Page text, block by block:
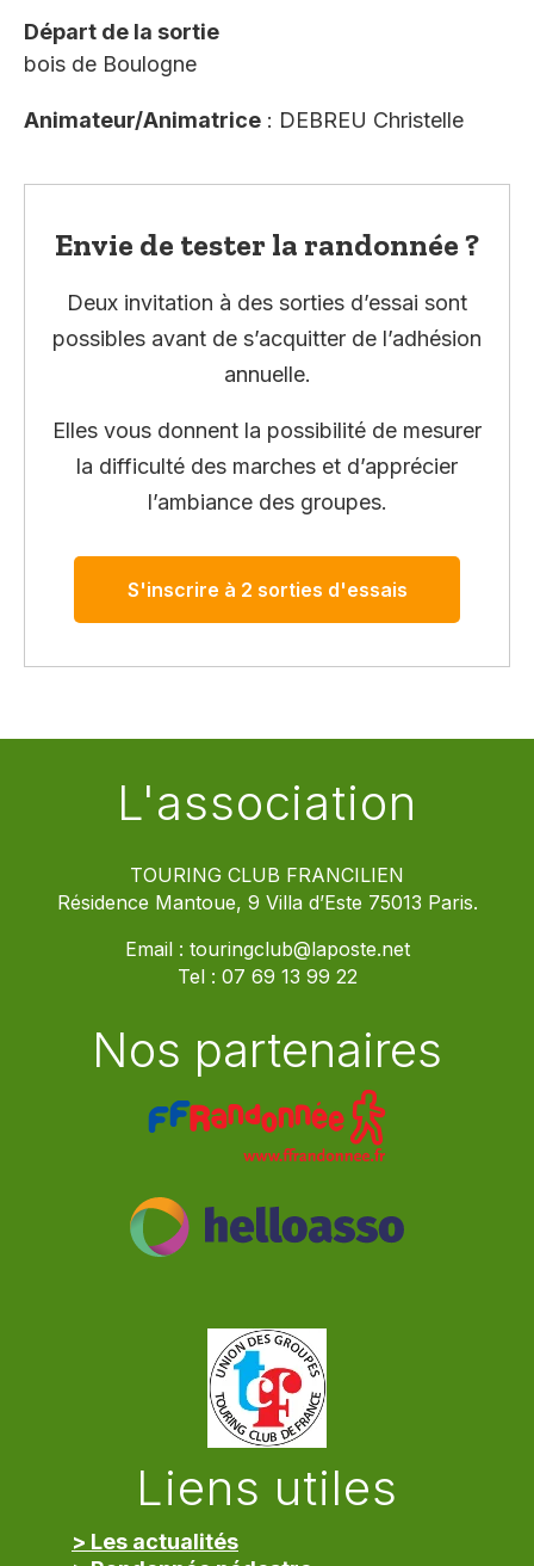
Départ de la sortie
bois de Boulogne
Animateur/Animatrice : DEBREU Christelle
Envie de tester la randonnée ?
Deux invitation à des sorties d’essai sont
possibles avant de s’acquitter de l’adhésion
annuelle.
Elles vous donnent la possibilité de mesurer
la difficulté des marches et d’apprécier
l’ambiance des groupes.
S'inscrire à 2 sorties d'essais
L'association
TOURING CLUB FRANCILIEN
Résidence Mantoue, 9 Villa d’Este 75013 Paris.
Email : touringclub@laposte.net
Tel : 07 69 13 99 22
Nos partenaires
Liens utiles
> Les actualités